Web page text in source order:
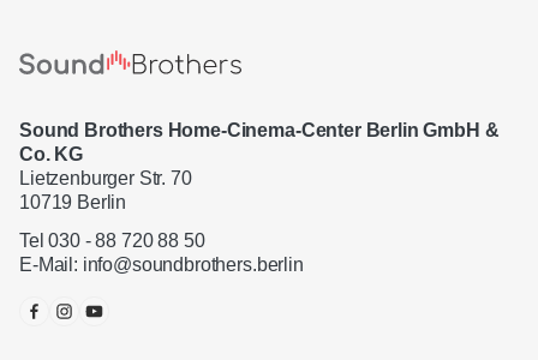
Sound Brothers Home-Cinema-Center Berlin GmbH &
Co. KG
Lietzenburger Str. 70
10719 Berlin
Tel 030 - 88 720 88 50
E-Mail: info@soundbrothers.berlin